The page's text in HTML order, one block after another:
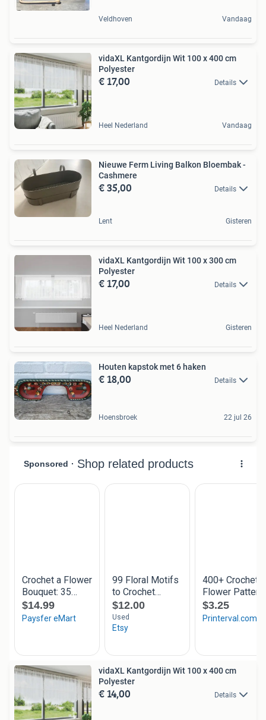
Veldhoven Vandaag
vidaXL Kantgordijn Wit 100 x 400 cm
Polyester
€ 17,00 Details
Heel Nederland Vandaag
Nieuwe Ferm Living Balkon Bloembak -
Cashmere
€ 35,00 Details
Lent Gisteren
vidaXL Kantgordijn Wit 100 x 300 cm
Polyester
€ 17,00 Details
Heel Nederland Gisteren
Houten kapstok met 6 haken
€ 18,00 Details
Hoensbroek 22 jul 26
vidaXL Kantgordijn Wit 100 x 400 cm
Polyester
€ 14,00 Details